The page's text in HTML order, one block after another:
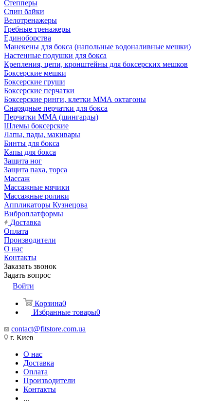
Степперы
Спин байки
Велотренажеры
Гребные тренажеры
Единоборства
Манекены для бокса (напольные водоналивные мешки)
Настенные подушки для бокса
Крепления, цепи, кронштейны для боксерских мешков
Боксерские мешки
Боксерские груши
Боксерские перчатки
Боксерские ринги, клетки ММА октагоны
Снарядные перчатки для бокса
Перчатки MMA (шингарды)
Шлемы боксерские
Лапы, пады, макивары
Бинты для бокса
Капы для бокса
Защита ног
Защита паха, торса
Массаж
Массажные мячики
Массажные ролики
Аппликаторы Кузнецова
Виброплатформы
Доставка
Оплата
Производители
О нас
Контакты
Заказать звонок
Задать вопрос
Войти
Корзина0
Избранные товары0
contact@fitstore.com.ua
г. Киев
О нас
Доставка
Оплата
Производители
Контакты
...